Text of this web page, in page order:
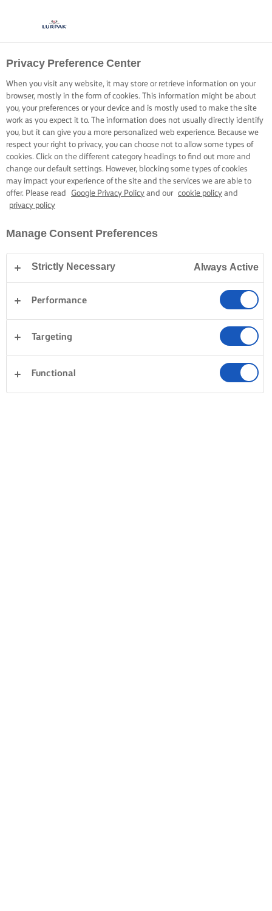
Privacy Preference Center
When you visit any website, it may store or retrieve information on your
browser, mostly in the form of cookies. This information might be about
you, your preferences or your device and is mostly used to make the site
work as you expect it to. The information does not usually directly identify
you, but it can give you a more personalized web experience. Because we
respect your right to privacy, you can choose not to allow some types of
cookies. Click on the different category headings to find out more and
change our default settings. However, blocking some types of cookies
may impact your experience of the site and the services we are able to
offer. Please read
Google Privacy Policy and our cookie policy and
privacy policy
Manage Consent Preferences
Strictly Necessary Always Active
Performance
Targeting
Functional